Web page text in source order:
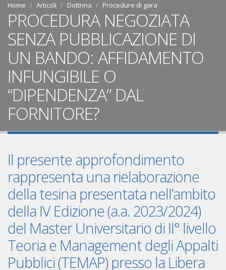
Home Articoli Dottrina Procedure di gara
PROCEDURA NEGOZIATA
SENZA PUBBLICAZIONE DI
UN BANDO: AFFIDAMENTO
INFUNGIBILE O
“DIPENDENZA” DAL
FORNITORE?
Il presente approfondimento
rappresenta una rielaborazione
della tesina presentata nell’ambito
della IV Edizione (a.a. 2023/2024)
del Master Universitario di II° livello
Teoria e Management degli Appalti
Pubblici (TEMAP) presso la Libera